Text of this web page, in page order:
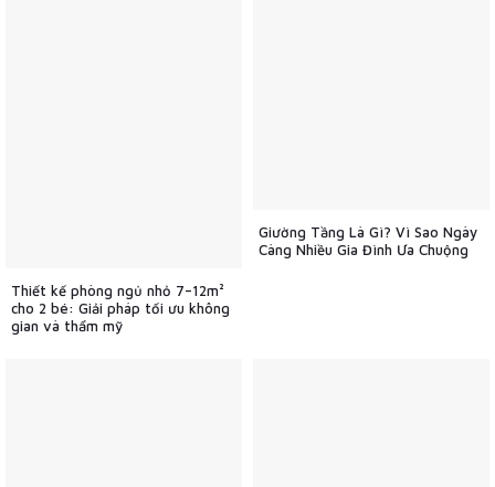
Thiết kế phòng ngủ nhỏ 7–12m²
cho 2 bé: Giải pháp tối ưu không
gian và thẩm mỹ
Giường Tầng Là Gì? Vì Sao Ngày
Càng Nhiều Gia Đình Ưa Chuộng